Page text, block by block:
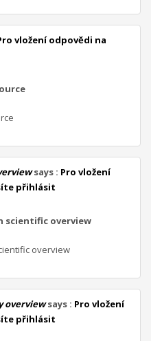
vložení odpovědi na
says : Pro vložení
přihlásit
scientific overview
overview
overviewsays : Pro vložení
přihlásit